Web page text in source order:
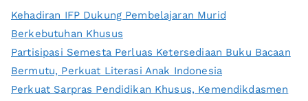
Kehadiran IFP Dukung Pembelajaran Murid
Berkebutuhan Khusus
Partisipasi Semesta Perluas Ketersediaan Buku Bacaan
Bermutu, Perkuat Literasi Anak Indonesia
Perkuat Sarpras Pendidikan Khusus, Kemendikdasmen